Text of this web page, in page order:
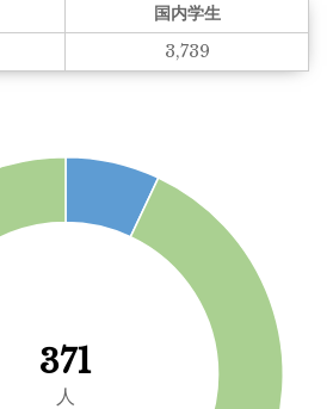
国内学生
3,739
371
人